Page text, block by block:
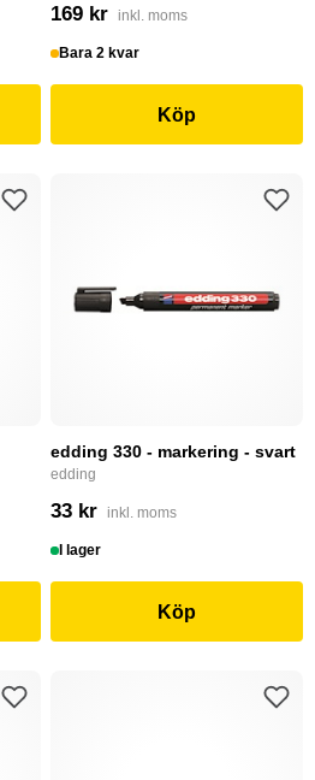
169 kr inkl. moms
Bara 2 kvar
Köp
edding 330 - markering - svart
edding
33 kr inkl. moms
I lager
Köp